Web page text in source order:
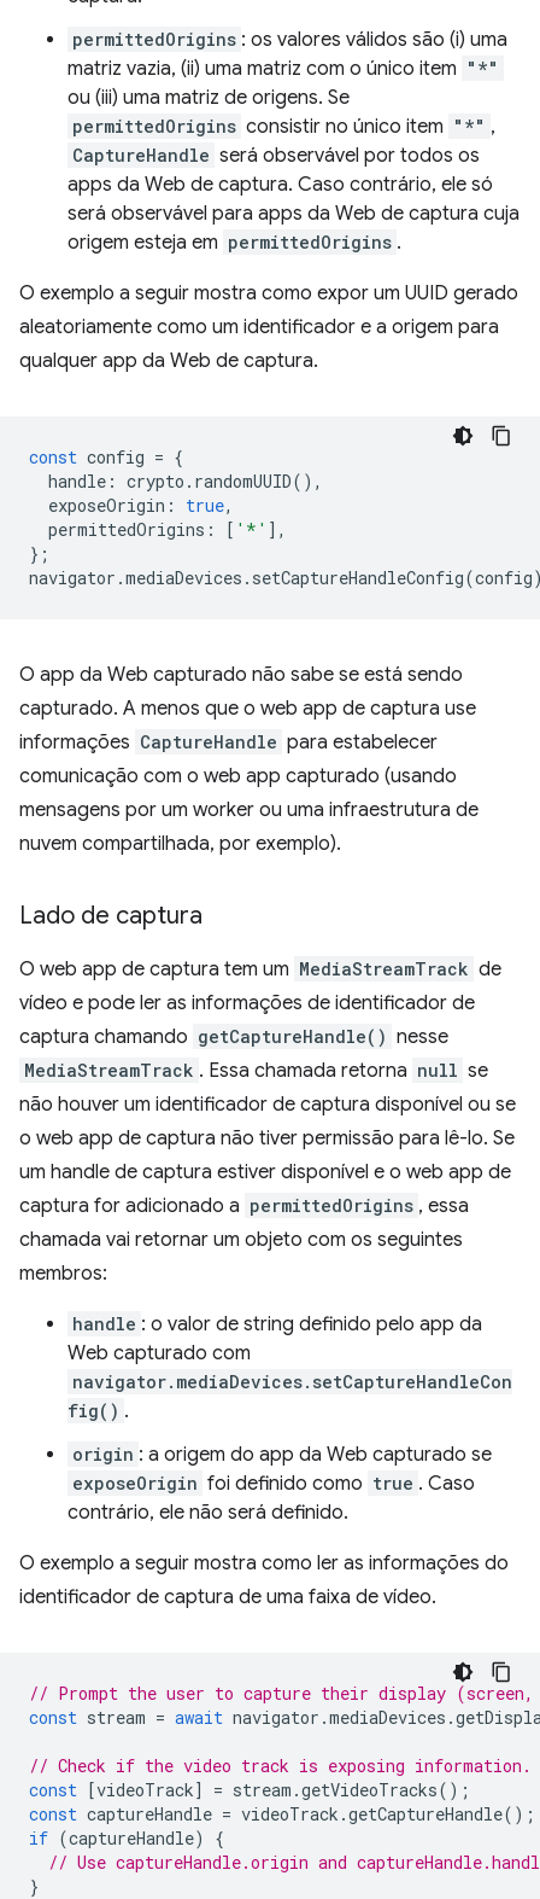
permittedOrigins : os valores válidos são (i) uma
matriz vazia, (ii) uma matriz com o único item "*"
ou (iii) uma matriz de origens. Se
permittedOrigins consistir no único item "*" ,
CaptureHandle será observável por todos os
apps da Web de captura. Caso contrário, ele só
será observável para apps da Web de captura cuja
origem esteja em permittedOrigins .
O exemplo a seguir mostra como expor um UUID gerado
aleatoriamente como um identificador e a origem para
qualquer app da Web de captura.
const config = {
handle : crypto . randomUUID(),
exposeOrigin : true,
permittedOrigins : [ '*' ],
};
navigator .mediaDevices . setCaptureHandleConfig(config
O app da Web capturado não sabe se está sendo
capturado. A menos que o web app de captura use
informações CaptureHandle para estabelecer
comunicação com o web app capturado (usando
mensagens por um worker ou uma infraestrutura de
nuvem compartilhada, por exemplo).
Lado de captura
O web app de captura tem um MediaStreamTrack de
vídeo e pode ler as informações de identificador de
captura chamando getCaptureHandle() nesse
MediaStreamTrack . Essa chamada retorna null se
não houver um identificador de captura disponível ou se
o web app de captura não tiver permissão para lê-lo. Se
um handle de captura estiver disponível e o web app de
captura for adicionado a permittedOrigins , essa
chamada vai retornar um objeto com os seguintes
membros:
handle : o valor de string definido pelo app da
Web capturado com
navigator.mediaDevices.setCaptureHandleCon
fig() .
origin : a origem do app da Web capturado se
exposeOrigin foi definido como true . Caso
contrário, ele não será definido.
O exemplo a seguir mostra como ler as informações do
identificador de captura de uma faixa de vídeo.
// Prompt the user to capture their display (screen,
const stream = await navigator .mediaDevices .
// Check if the video track is exposing information.
const [videoTrack] = stream .getVideoTracks();
const captureHandle = videoTrack .getCaptureHandle();
if (captureHandle)
{
// Use captureHandle.origin and
}